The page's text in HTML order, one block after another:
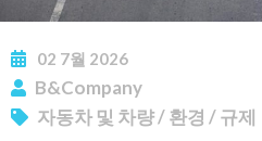
02 7월 2026
B&Company
자동차 및 차량/환경 /규제